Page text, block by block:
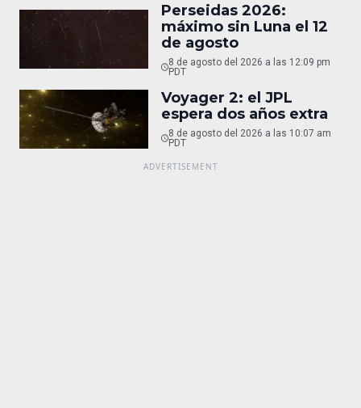
Perseidas 2026:
máximo sin Luna el 12
de agosto
8 de agosto del 2026 a las 12:09 pm
PDT
Voyager 2: el JPL
espera dos años extra
8 de agosto del 2026 a las 10:07 am
PDT